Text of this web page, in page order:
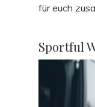
für euch
Sportful